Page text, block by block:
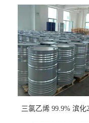
三氯乙烯 99.9% 滨化